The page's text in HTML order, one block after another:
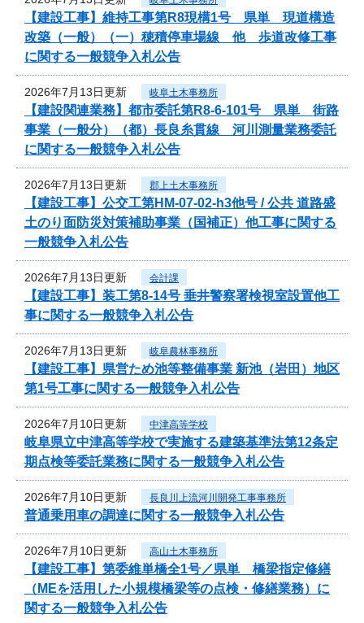
【建設工事】維持工事第R8現構1号 県単 現道構造
改築（一般）（一）穂積停車場線 他 歩道改修工事
に関する一般競争入札公告
2026年7月13日更新 岐阜土木事務所
【建設関連業務】都市委託第R8-6-101号 県単 街路
事業（一般分）（都）長良糸貫線 河川測量業務委託
に関する一般競争入札公告
2026年7月13日更新 郡上土木事務所
【建設工事】公交工第HM-07-02-h3他号 / 公共 道路盛
土のり面防災対策補助事業（国補正）他工事に関する
一般競争入札公告
2026年7月13日更新 会計課
【建設工事】装工第8-14号 垂井警察署検視室設置他工
事に関する一般競争入札公告
2026年7月13日更新 岐阜農林事務所
【建設工事】県営ため池等整備事業 新池（岩田）地区
第1号工事に関する一般競争入札公告
2026年7月10日更新 中津高等学校
岐阜県立中津高等学校で実施する建築基準法第12条定
期点検等委託業務に関する一般競争入札公告
2026年7月10日更新 長良川上流河川開発工事事務所
普通乗用車の調達に関する一般競争入札公告
2026年7月10日更新 高山土木事務所
【建設工事】第委維単橋全1号／県単 橋梁指定修繕
（MEを活用した小規模橋梁等の点検・修繕業務）に
関する一般競争入札公告